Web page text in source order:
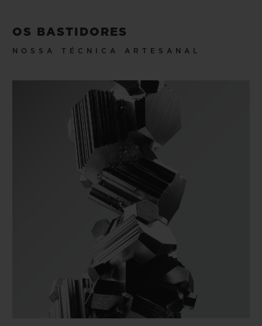
parcerias.
Com uma sobriedade atemporal, os Classic
Fusion Original comemoram esta jovem
maturidade,
OS BASTIDORES
NOSSA TÉCNICA ARTESANAL